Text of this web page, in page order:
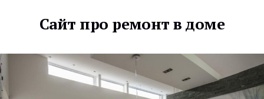
Сайт про ремонт в доме